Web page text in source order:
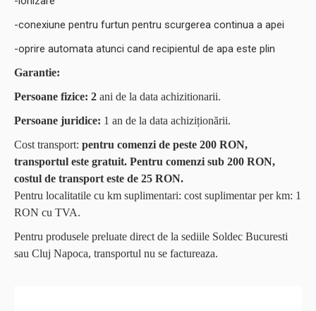
-conexiune pentru furtun pentru scurgerea continua a apei
-oprire automata atunci cand recipientul de apa este plin
Garantie:
Persoane fizice: 2 ani de la data achizitionarii.
Persoane juridice: 1 an de la data achiziționării.
Cost transport: pentru comenzi de peste 200 RON,
transportul este gratuit. Pentru comenzi sub 200 RON,
costul de transport este de 25 RON.
Pentru localitatile cu km suplimentari: cost suplimentar per km: 1
RON cu TVA.
Pentru produsele preluate direct de la sediile Soldec Bucuresti
sau Cluj Napoca, transportul nu se factureaza.